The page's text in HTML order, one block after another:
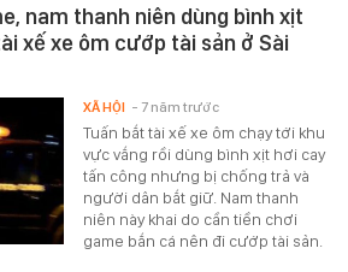
nam thanh niên dùng bình xịt
xế xe ôm cướp tài sản ở Sài
Tuấn bắt tài xế xe ôm chạy tới khu
vực vắng rồi dùng bình xịt hơi cay
tấn công nhưng bị chống trả và
người dân bắt giữ. Nam thanh
niên này khai do cần tiền chơi
game bắn cá nên đi cướp tài sản.
XÃ HỘI - 7 năm trước